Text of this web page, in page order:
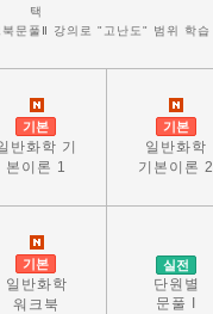
택
문풀Ⅱ 강의로 "고난도" 범위 학습
기본
반화학 기
본이론 1
기본
일반화학
기본이론 2
기본
일반화학
워크북
실전
단원별
문풀 I